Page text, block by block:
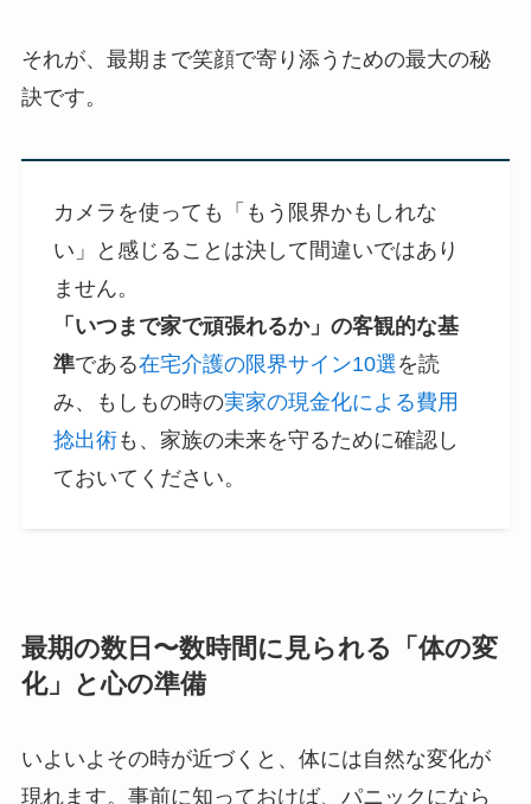
それが、最期まで笑顔で寄り添うための最大の秘
訣です。
カメラを使っても「もう限界かもしれな
い」と感じることは決して間違いではあり
ません。
「いつまで家で頑張れるか」の客観的な基
準である在宅介護の限界サイン10選 を読
み、もしもの時の実家の現金化による費用
捻出術も、家族の未来を守るために確認し
ておいてください。
最期の数日〜数時間に見られる「体の変
化」と心の準備
いよいよその時が近づくと、体には自然な変化が
現れます。事前に知っておけば、パニックになら